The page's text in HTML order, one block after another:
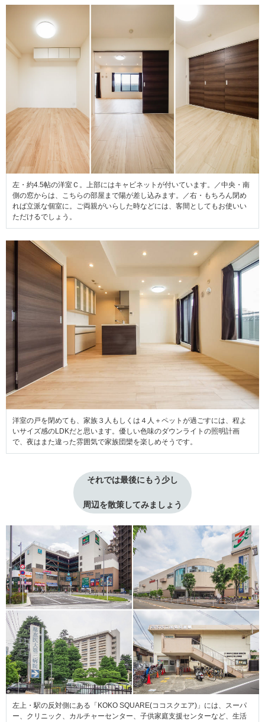
左・約4.5帖の洋室Ｃ。上部にはキャビネットが付いています。／中央・南
側の窓からは、こちらの部屋まで陽が差し込みます。／右・もちろん閉め
れば立派な個室に。ご両親がいらした時などには、客間としてもお使いい
ただけるでしょう。
洋室の戸を閉めても、家族３人もしくは４人＋ペットが過ごすには、程よ
いサイズ感のLDKだと思います。優しい色味のダウンライトの照明計画
で、夜はまた違った雰囲気で家族団欒を楽しめそうです。
それでは最後にもう少し
周辺を散策してみましょう
左上・駅の反対側にある「KOKO SQUARE(ココスクエア)」には、スーパ
ー、クリニック、カルチャーセンター、子供家庭支援センターなど、生活